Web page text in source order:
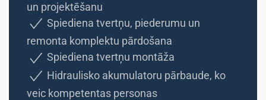
un projektēšanu
Spiediena tvertņu, piederumu un
remonta komplektu pārdošana
Spiediena tvertņu montāža
Hidraulisko akumulatoru pārbaude, ko
veic kompetentas personas